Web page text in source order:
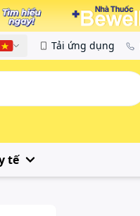
Việt Tải ứng dụng
tế